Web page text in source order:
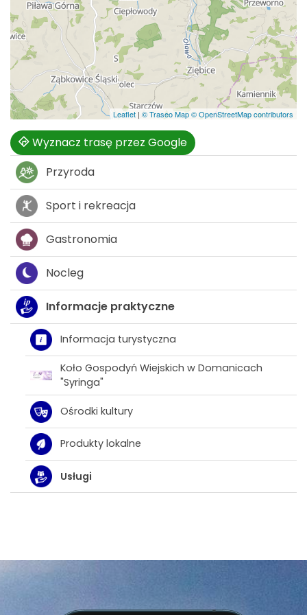
Leaflet | © Traseo Map© OpenStreetMap contributors
Wyznacz trasę przez Google
Przyroda
Sport i rekreacja
Gastronomia
Nocleg
Informacje praktyczne
Informacja turystyczna
Koło Gospodyń Wiejskich w Domanicach
"Syringa"
Ośrodki kultury
Produkty lokalne
Usługi